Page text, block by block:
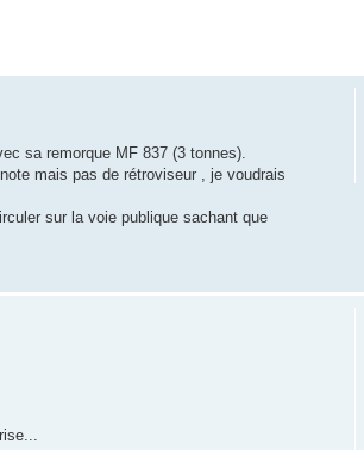
sa remorque MF 837 (3 tonnes).
mais pas de rétroviseur , je voudrais
sur la voie publique sachant que